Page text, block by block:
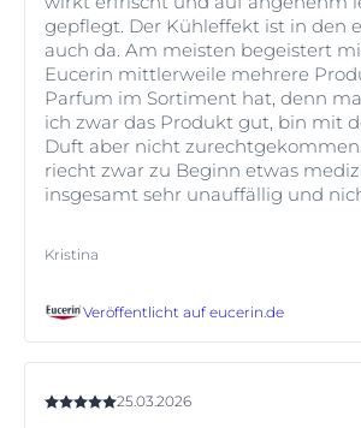
gepflegt. Der Kühleffekt ist in den
auch da. Am meisten begeistert
Eucerin mittlerweile mehrere
Parfum im Sortiment hat, denn
ich zwar das Produkt gut, bin mit
Duft aber nicht
riecht zwar zu Beginn etwas
insgesamt sehr unauffällig und
Kristina
Veröffentlicht auf eucerin.de
25.03.2026